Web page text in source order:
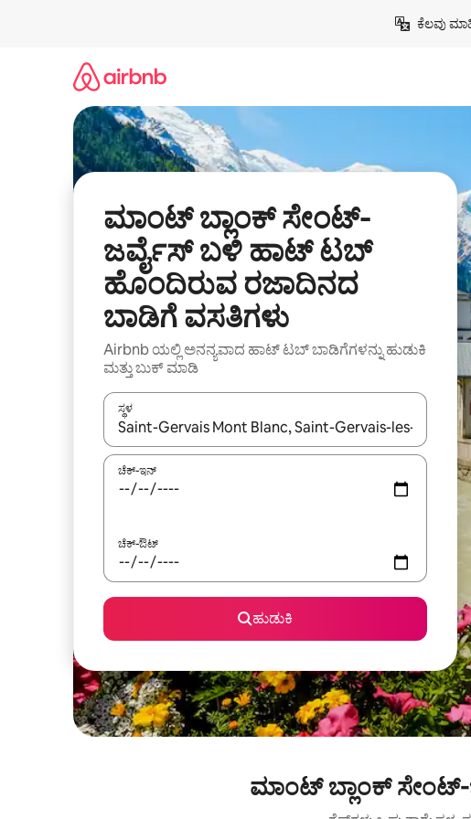
ಕೆಲವು
ಮಾಂಟ್ ಬ್ಲಾಂಕ್ ಸೇಂಟ್-
ಜರ್ವೈಸ್ ಬಳಿ ಹಾಟ್ ಟಬ್
ಹೊಂದಿರುವ ರಜಾದಿನದ
ಬಾಡಿಗೆ ವಸತಿಗಳು
Airbnb ಯಲ್ಲಿ ಅನನ್ಯವಾದ ಹಾಟ್ ‌ಟಬ್ ಬಾಡಿಗೆಗಳನ್ನು ಹುಡುಕಿ
ಮತ್ತು ಬುಕ್ ಮಾಡಿ
ಸ್ಥಳ
ಫಲಿತಾಂಶಗಳು ಲಭ್ಯವಿರುವಾಗ, ಅಪ್ ಮತ್ತು ಡೌನ್ ಬಾಣದ ಕೀಲಿಗಳೊಂದಿಗೆ
ಚೆಕ್-ಇನ್
ಚೆಕ್-ಔಟ್
ಹುಡುಕಿ
ಮಾಂಟ್ ಬ್ಲಾಂಕ್